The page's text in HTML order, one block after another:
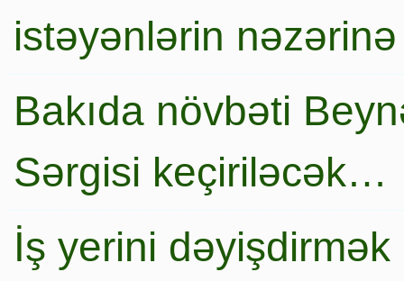
istəyənlərin nəzərinə
Bakıda növbəti
Sərgisi keçiriləcək…
İş yerini